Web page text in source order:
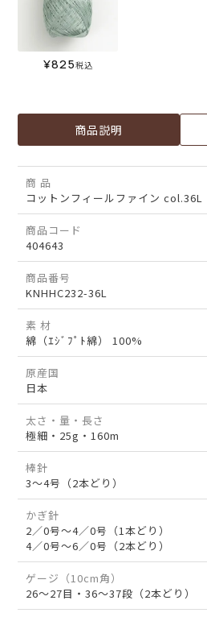
¥825税込
商品説明
商 品
コットンフィールファイン col.36L
商品コード
404643
商品番号
KNHHC232-36L
素 材
綿（ｴｼﾞﾌﾟﾄ綿） 100%
原産国
日本
太さ・量・長さ
極細・25g・160m
棒針
3～4号（2本どり）
かぎ針
2／0号～4／0号（1本どり）
4／0号～6／0号（2本どり）
ゲージ（10cm角）
26～27目・36～37段（2本どり）